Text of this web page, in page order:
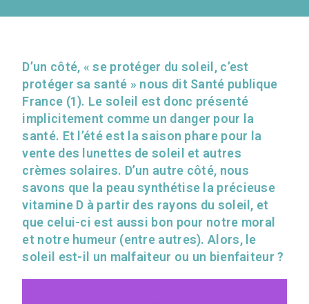
D’un côté, « se protéger du soleil, c’est
protéger sa santé » nous dit Santé publique
France (1). Le soleil est donc présenté
implicitement comme un danger pour la
santé. Et l’été est la saison phare pour la
vente des lunettes de soleil et autres
crèmes solaires. D’un autre côté, nous
savons que la peau synthétise la précieuse
vitamine D à partir des rayons du soleil, et
que celui-ci est aussi bon pour notre moral
et notre humeur (entre autres). Alors, le
soleil est-il un malfaiteur ou un bienfaiteur ?